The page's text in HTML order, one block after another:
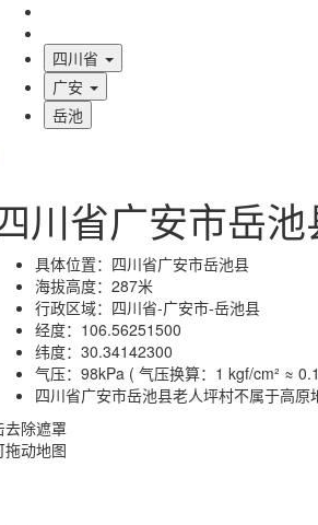
四川省
广安
岳池
川省广安市岳
具体位置： 四川省广安市岳池县
海拔高度： 287米
行政区域： 四川省-广安市-岳池县
经度： 106.56251500
纬度： 30.34142300
气压： 98kPa ( 气压换算：1 kgf/cm² ≈
四川省广安市岳池县老人坪村不属于高原
去除遮罩
拖动地图